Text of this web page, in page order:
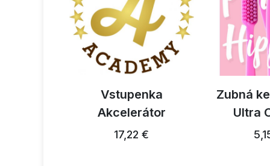
Vstupenka
Akcelerátor
17,22 €
Zubná
Ultra